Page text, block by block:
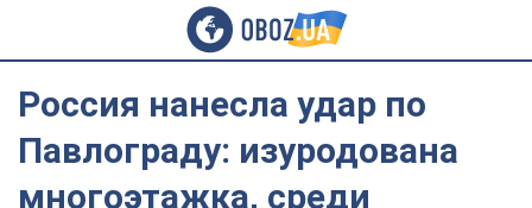
Россия нанесла удар по
Павлограду: изуродована
многоэтажка, среди